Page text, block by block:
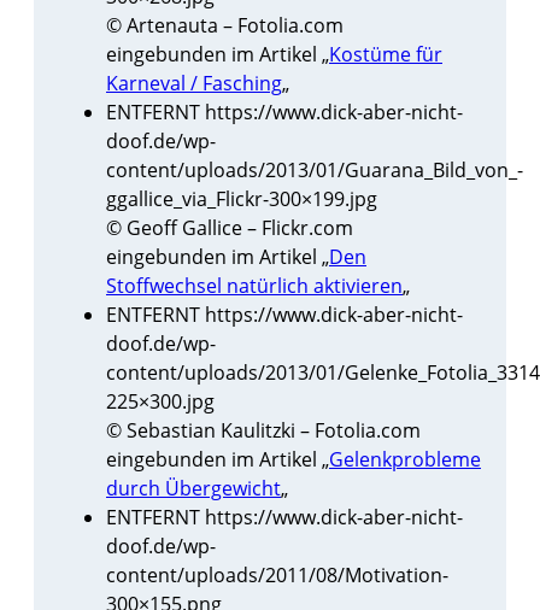
© Artenauta – Fotolia.com
eingebunden im Artikel „Kostüme für
Karneval / Fasching„
ENTFERNT https://www.dick-aber-nicht-
doof.de/wp-
content/uploads/2013/01/Guarana_Bild_von_-
ggallice_via_Flickr-300×199.jpg
© Geoff Gallice – Flickr.com
eingebunden im Artikel „Den
Stoffwechsel natürlich aktivieren„
ENTFERNT https://www.dick-aber-nicht-
doof.de/wp-
content/uploads/2013/01/
225×300.jpg
© Sebastian Kaulitzki – Fotolia.com
eingebunden im Artikel „Gelenkprobleme
durch Übergewicht„
ENTFERNT https://www.dick-aber-nicht-
doof.de/wp-
content/uploads/2011/08/Motivation-
300×155.png